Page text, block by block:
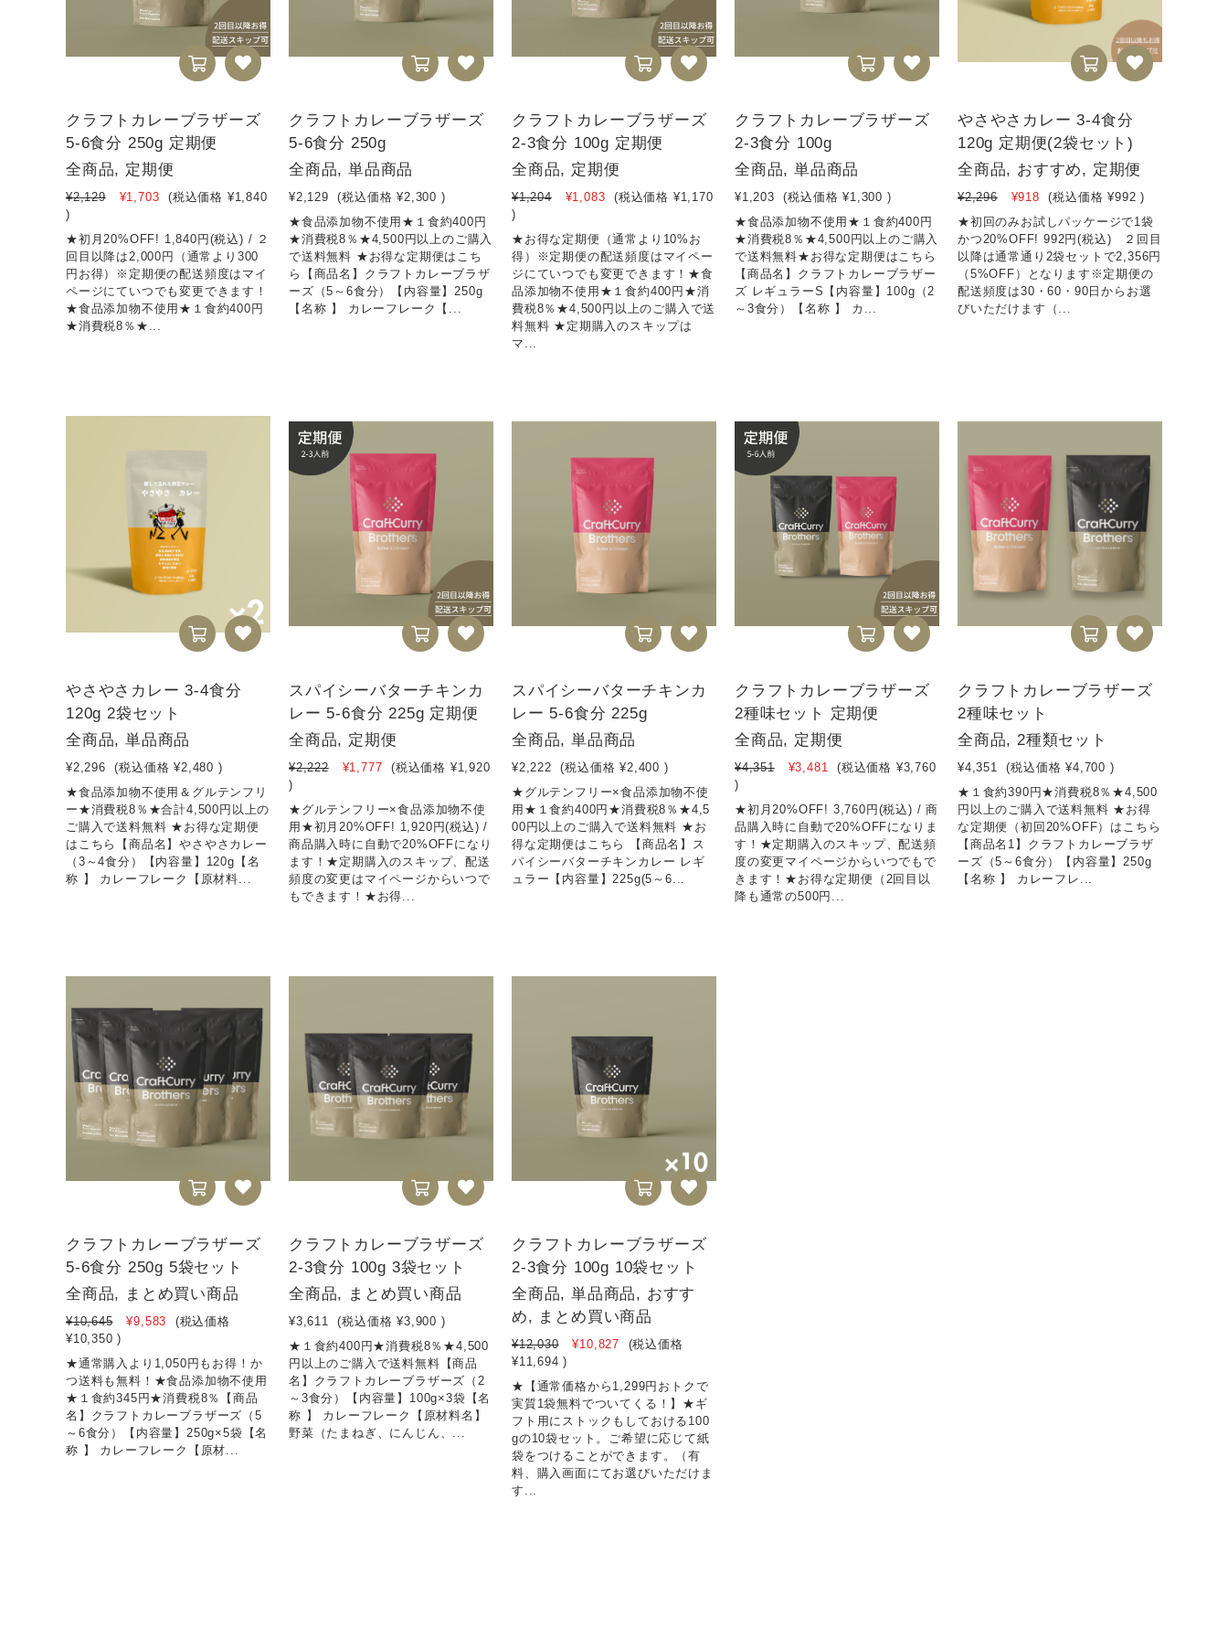
クラフトカレーブラザーズ
5-6食分 250g 定期便
全商品, 定期便
¥2,129 ¥1,703 (税込価格 ¥1,840
)
★初月20%OFF! 1,840円(税込) / ２
回目以降は2,000円（通常より300
円お得）※定期便の配送頻度はマイ
ページにていつでも変更できます！
★食品添加物不使用★１食約400円
★消費税8％★...
クラフトカレーブラザーズ
5-6食分 250g
全商品, 単品商品
¥2,129 (税込価格 ¥2,300 )
★食品添加物不使用★１食約400円
★消費税8％★4,500円以上のご購入
で送料無料 ★お得な定期便はこち
ら【商品名】クラフトカレーブラザ
ーズ（5～6食分）【内容量】250g
【名称 】 カレーフレーク【...
クラフトカレーブラザーズ
2-3食分 100g 定期便
全商品, 定期便
¥1,204 ¥1,083 (税込価格 ¥1,170
)
★お得な定期便（通常より10%お
得）※定期便の配送頻度はマイペー
ジにていつでも変更できます！★食
品添加物不使用★１食約400円★消
費税8％★4,500円以上のご購入で送
料無料 ★定期購入のスキップは
マ...
クラフトカレーブラザーズ
2-3食分 100g
全商品, 単品商品
¥1,203 (税込価格 ¥1,300 )
★食品添加物不使用★１食約400円
★消費税8％★4,500円以上のご購入
で送料無料★お得な定期便はこちら
【商品名】クラフトカレーブラザー
ズ レギュラーS【内容量】100g（2
～3食分）【名称 】 カ...
やさやさカレー 3-4食分
120g 定期便(2袋セット)
全商品, おすすめ, 定期便
¥2,296 ¥918 (税込価格 ¥992 )
★初回のみお試しパッケージで1袋
かつ20%OFF! 992円(税込) ２回目
以降は通常通り2袋セットで2,356円
（5%OFF）となります※定期便の
配送頻度は30・60・90日からお選
びいただけます（...
やさやさカレー 3-4食分
120g 2袋セット
全商品, 単品商品
¥2,296 (税込価格 ¥2,480 )
★食品添加物不使用＆グルテンフリ
ー★消費税8％★合計4,500円以上の
ご購入で送料無料 ★お得な定期便
はこちら【商品名】やさやさカレー
（3～4食分）【内容量】120g【名
称 】 カレーフレーク【原材料...
スパイシーバターチキンカ
レー 5-6食分 225g 定期便
全商品, 定期便
¥2,222 ¥1,777 (税込価格 ¥1,920
)
★グルテンフリー×食品添加物不使
用★初月20%OFF! 1,920円(税込) /
商品購入時に自動で20%OFFになり
ます！★定期購入のスキップ、配送
頻度の変更はマイページからいつで
もできます！★お得...
スパイシーバターチキンカ
レー 5-6食分 225g
全商品, 単品商品
¥2,222 (税込価格 ¥2,400 )
★グルテンフリー×食品添加物不使
用★１食約400円★消費税8％★4,5
00円以上のご購入で送料無料 ★お
得な定期便はこちら 【商品名】ス
パイシーバターチキンカレー レギ
ュラー【内容量】225g(5～6...
クラフトカレーブラザーズ
2種味セット 定期便
全商品, 定期便
¥4,351 ¥3,481 (税込価格 ¥3,760
)
★初月20%OFF! 3,760円(税込) / 商
品購入時に自動で20%OFFになりま
す！★定期購入のスキップ、配送頻
度の変更マイページからいつでもで
きます！★お得な定期便（2回目以
降も通常の500円...
クラフトカレーブラザーズ
2種味セット
全商品, 2種類セット
¥4,351 (税込価格 ¥4,700 )
★１食約390円★消費税8％★4,500
円以上のご購入で送料無料 ★お得
な定期便（初回20%OFF）はこちら
【商品名1】クラフトカレーブラザ
ーズ（5～6食分）【内容量】250g
【名称 】 カレーフレ...
クラフトカレーブラザーズ
5-6食分 250g 5袋セット
全商品, まとめ買い商品
¥10,645 ¥9,583
(税込価格
¥10,350 )
★通常購入より1,050円もお得！か
つ送料も無料！★食品添加物不使用
★１食約345円★消費税8％【商品
名】クラフトカレーブラザーズ（5
～6食分）【内容量】250g×5袋【名
称 】 カレーフレーク【原材...
クラフトカレーブラザーズ
2-3食分 100g 3袋セット
全商品, まとめ買い商品
¥3,611 (税込価格 ¥3,900 )
★１食約400円★消費税8％★4,500
円以上のご購入で送料無料【商品
名】クラフトカレーブラザーズ（2
～3食分）【内容量】100g×3袋【名
称 】 カレーフレーク【原材料名】
野菜（たまねぎ、にんじん、...
クラフトカレーブラザーズ
2-3食分 100g 10袋セット
全商品, 単品商品, おすす
め, まとめ買い商品
¥12,030 ¥10,827
(税込価格
¥11,694 )
★【通常価格から1,299円おトクで
実質1袋無料でついてくる！】★ギ
フト用にストックもしておける100
gの10袋セット。ご希望に応じて紙
袋をつけることができます。（有
料、購入画面にてお選びいただけま
す...